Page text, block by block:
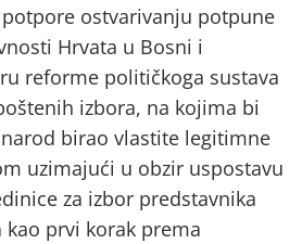
ostvarivanju potpune
Hrvata u Bosni i
reforme političkoga sustava
izbora, na kojima bi
birao vlastite legitimne
uzimajući u obzir uspostavu
za izbor predstavnika
prvi korak prema